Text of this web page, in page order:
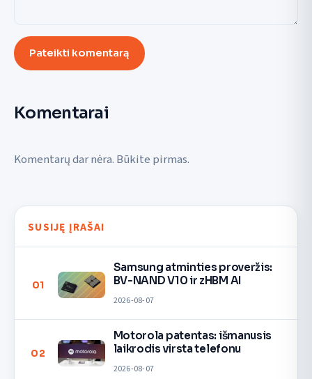
Pateikti komentarą
Komentarai
Komentarų dar nėra. Būkite pirmas.
SUSIJĘ ĮRAŠAI
01
Samsung atminties proveržis:
BV-NAND V10 ir zHBM AI
2026-08-07
02
Motorola patentas: išmanusis
laikrodis virsta telefonu
2026-08-07